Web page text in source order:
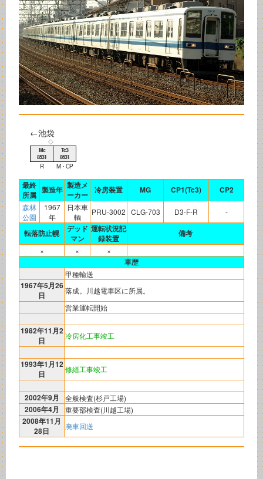
←池袋
◇
Mc
8531
Tc3
8631
R M・CP
最終
所属 製造年 製造メ
ーカー
冷房装置 MG CP1(Tc3) CP2
森林
公園
1967
年
日本車
輌
PRU-3002 CLG-703 D3-F-R -
転落防止幌
デッド
マン
運転状況記
録装置
備考
× × ×
車歴
甲種輸送
1967年5月26
日
落成。川越電車区に所属。
営業運転開始
1982年11月2
日
冷房化工事竣工
1993年1月12
日
修繕工事竣工
2002年9月 全般検査(杉戸工場)
2006年4月 重要部検査(川越工場)
2008年11月
28日
廃車回送